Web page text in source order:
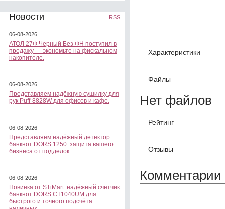
Новости RSS
06-08-2026
АТОЛ 27Ф Черный Без ФН поступил в
продажу — экономьте на фискальном
накопителе.
06-08-2026
Представляем надёжную сушилку для
рук Puff-8828W для офисов и кафе.
06-08-2026
Представляем надёжный детектор
банкнот DORS 1250: защита вашего
бизнеса от подделок.
06-08-2026
Новинка от STiMart: надёжный счётчик
банкнот DORS CT1040UM для
быстрого и точного подсчёта
Характеристики
Файлы
Нет файлов
Рейтинг
Отзывы
Комментарии